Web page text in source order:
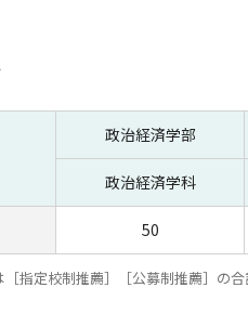
政治経済学部
政治経済学科
50
指定校制推薦］［公募制推薦］の合